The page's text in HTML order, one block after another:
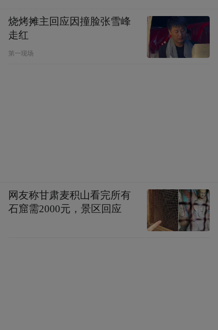
烧烤摊主回应因撞脸张雪峰
走红
第一现场
网友称甘肃麦积山看完所有
石窟需2000元，景区回应